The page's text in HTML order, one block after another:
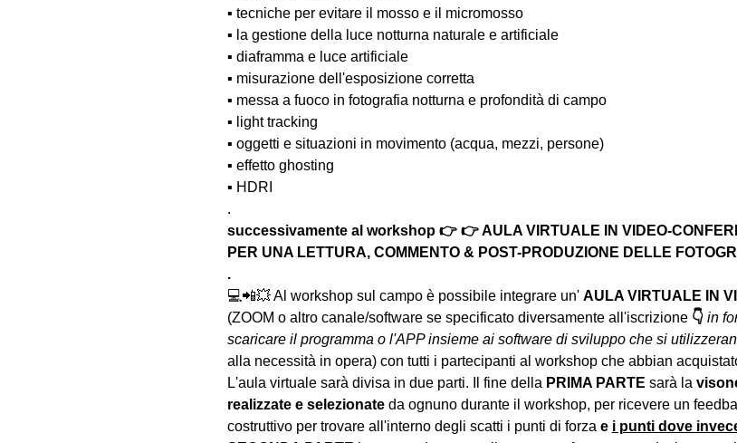
▪️ tecniche per evitare il mosso e il micromosso
▪️ la gestione della luce notturna naturale e artificiale
▪️ diaframma e luce artificiale
▪️ misurazione dell'esposizione corretta
▪️ messa a fuoco in fotografia notturna e profondità di campo
▪️ light tracking
▪️ oggetti e situazioni in movimento (acqua, mezzi, persone)
▪️ effetto ghosting
▪️ HDRI
.
successivamente al workshop 👉 👉 AULA VIRTUALE IN VIDEO-
PER UNA LETTURA, COMMENTO & POST-PRODUZIONE DELLE
.
💻📲💥 Al workshop sul campo è possibile integrare un' AULA VIRTUALE IN
(ZOOM o altro canale/software se specificato diversamente all'iscrizione 👇 in
scaricare il programma o l'APP insieme ai software di sviluppo che si
alla necessità in opera) con tutti i partecipanti al workshop che abbian
L'aula virtuale sarà divisa in due parti. Il fine della PRIMA PARTE sarà la
realizzate e selezionate da ognuno durante il workshop, per ricevere un
costruttivo per trovare all'interno degli scatti i punti di forza e i punti dove